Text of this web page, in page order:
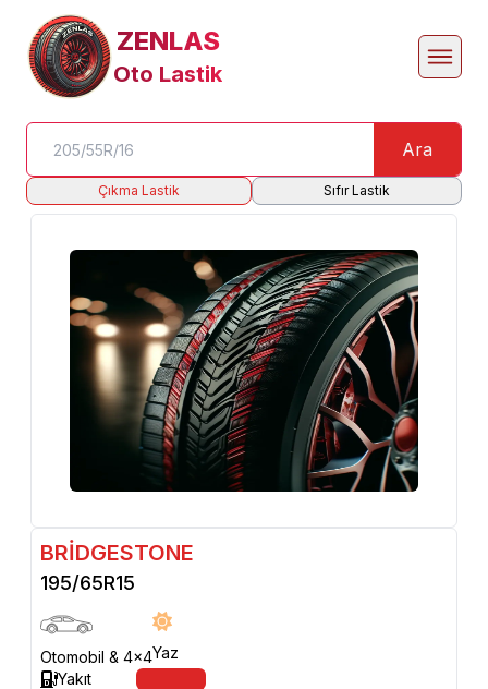
ZENLAS
Oto Lastik
Ara
Çıkma Lastik Sıfır Lastik
BRİDGESTONE
195/65R15
Otomobil & 4x4Yaz
Yakıt